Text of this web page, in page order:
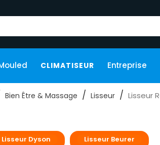
CLIMATISEUR Entreprise
Bien Être & Massage Lisseur Lisseur
Lisseur Dyson Lisseur Beurer